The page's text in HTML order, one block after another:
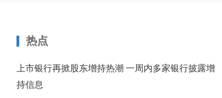
热点
上市银行再掀股东增持热潮 一周内多家银行披露增
持信息